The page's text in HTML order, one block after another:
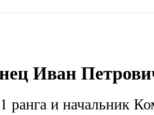
Иван
ранга и начальник